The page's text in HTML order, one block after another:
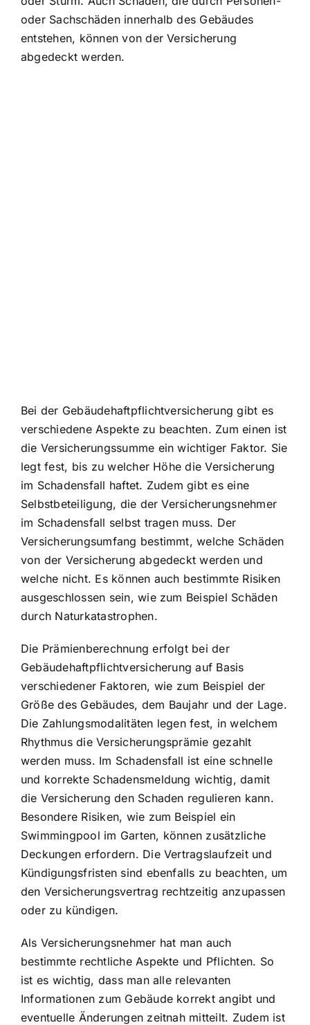
oder Sachschäden innerhalb des Gebäudes
entstehen, können von der Versicherung
abgedeckt werden.
Bei der Gebäudehaftpflichtversicherung gibt es
verschiedene Aspekte zu beachten. Zum einen ist
die Versicherungssumme ein wichtiger Faktor. Sie
legt fest, bis zu welcher Höhe die Versicherung
im Schadensfall haftet. Zudem gibt es eine
Selbstbeteiligung, die der Versicherungsnehmer
im Schadensfall selbst tragen muss. Der
Versicherungsumfang bestimmt, welche Schäden
von der Versicherung abgedeckt werden und
welche nicht. Es können auch bestimmte Risiken
ausgeschlossen sein, wie zum Beispiel Schäden
durch Naturkatastrophen.
Die Prämienberechnung erfolgt bei der
Gebäudehaftpflichtversicherung auf Basis
verschiedener Faktoren, wie zum Beispiel der
Größe des Gebäudes, dem Baujahr und der Lage.
Die Zahlungsmodalitäten legen fest, in welchem
Rhythmus die Versicherungsprämie gezahlt
werden muss. Im Schadensfall ist eine schnelle
und korrekte Schadensmeldung wichtig, damit
die Versicherung den Schaden regulieren kann.
Besondere Risiken, wie zum Beispiel ein
Swimmingpool im Garten, können zusätzliche
Deckungen erfordern. Die Vertragslaufzeit und
Kündigungsfristen sind ebenfalls zu beachten, um
den Versicherungsvertrag rechtzeitig anzupassen
oder zu kündigen.
Als Versicherungsnehmer hat man auch
bestimmte rechtliche Aspekte und Pflichten. So
ist es wichtig, dass man alle relevanten
Informationen zum Gebäude korrekt angibt und
eventuelle Änderungen zeitnah mitteilt. Zudem ist